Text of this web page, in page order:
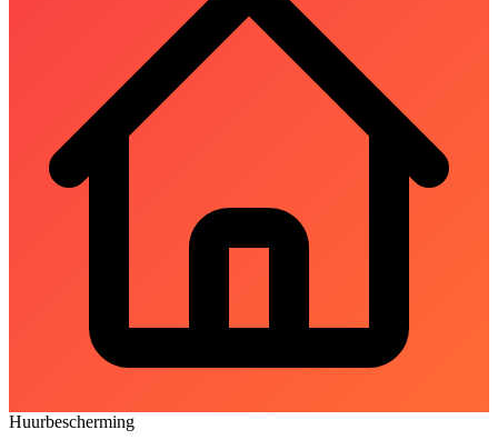
Huurbescherming